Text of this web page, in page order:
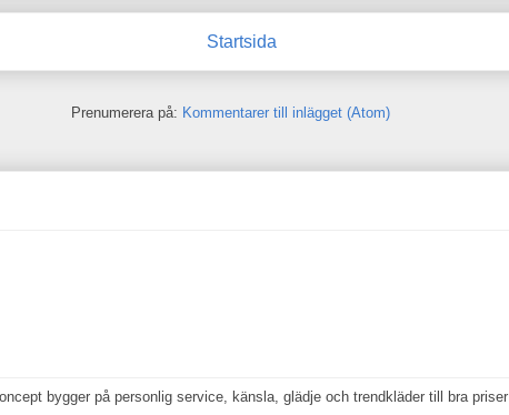
Startsida
Prenumerera på: Kommentarer till inlägget (Atom)
bygger på personlig service, känsla, glädje och trendkläder till bra priser